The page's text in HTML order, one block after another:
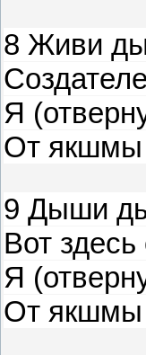
8 Живи
Я
От якшмы
9 Дыши
Вот
Я
От якшмы